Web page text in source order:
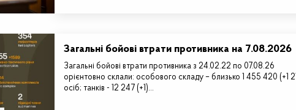
Загальні бойові втрати противника на 7.08.2026
Загальні бойові втрати противника з 24.02.22 по 07.08.26
орієнтовно склали: особового складу – близько 1 455 420 (+1
осіб; танків - 12 247 (+1)…